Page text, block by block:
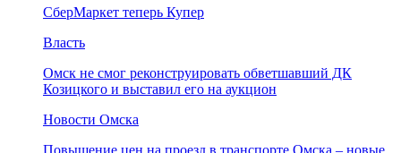
СберМаркет теперь Купер
Власть
Омск не смог реконструировать обветшавший ДК
Козицкого и выставил его на аукцион
Новости Омска
Повышение цен на проезд в транспорте Омска – новые